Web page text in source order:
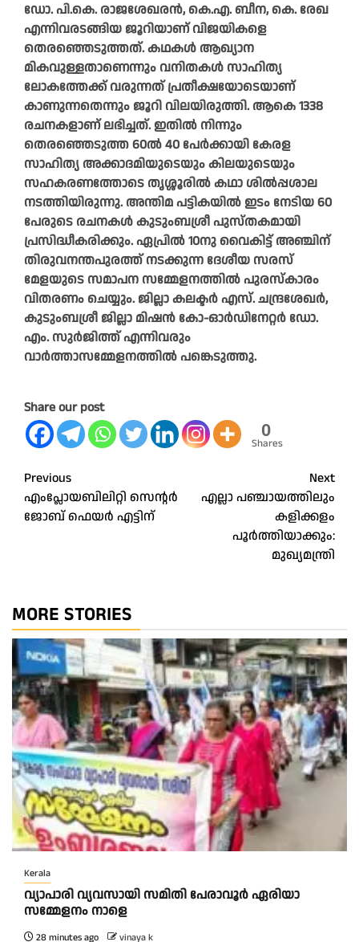
ഡോ. പി.കെ. രാജശേഖരന്‍, കെ.എ. ബീന, കെ. രേഖ
എന്നിവരടങ്ങിയ ജൂറിയാണ് വിജയികളെ
തെരഞ്ഞെടുത്തത്. കഥകള്‍ ആഖ്യാന
മികവുള്ളതാണെന്നും വനിതകള്‍ സാഹിത്യ
ലോകത്തേക്ക് വരുന്നത് പ്രതീക്ഷയോടെയാണ്
കാണുന്നതെന്നും ജൂറി വിലയിരുത്തി. ആകെ 1338
രചനകളാണ് ലഭിച്ചത്. ഇതില്‍ നിന്നും
തെരഞ്ഞെടുത്ത 60ല്‍ 40 പേര്‍ക്കായി കേരള
സാഹിത്യ അക്കാദമിയുടെയും കിലയുടെയും
സഹകരണത്തോടെ തൃശ്ശൂരില്‍ കഥാ ശില്‍പ്പശാല
നടത്തിയിരുന്നു. അന്തിമ പട്ടികയില്‍ ഇടം നേടിയ 60
പേരുടെ രചനകള്‍ കുടുംബശ്രീ പുസ്തകമായി
പ്രസിദ്ധീകരിക്കും. ഏപ്രില്‍ 10നു വൈകിട്ട് അഞ്ചിന്
തിരുവനന്തപുരത്ത് നടക്കുന്ന ദേശീയ സരസ്
മേളയുടെ സമാപന സമ്മേളനത്തില്‍ പുരസ്‌കാരം
വിതരണം ചെയ്യും. ജില്ലാ കലക്ടര്‍ എസ്. ചന്ദ്രശേഖര്‍,
കുടുംബശ്രീ ജില്ലാ മിഷന്‍ കോ-ഓര്‍ഡിനേറ്റര്‍ ഡോ.
എം. സുര്‍ജിത്ത് എന്നിവരും
വാര്‍ത്താസമ്മേളനത്തില്‍ പങ്കെടുത്തു.
Share our post
0
Shares
Post
navigation
Previous
എംപ്ലോയബിലിറ്റി സെന്റർ
ജോബ് ഫെയര്‍ എട്ടിന്
Next
എല്ലാ പഞ്ചായത്തിലും
കളിക്കളം
പൂർത്തിയാക്കും:
മുഖ്യമന്ത്രി
MORE STORIES
Kerala
വ്യാപാരി വ്യവസായി സമിതി പേരാവൂർ ഏരിയാ
സമ്മേളനം നാളെ
28 minutes ago vinaya k